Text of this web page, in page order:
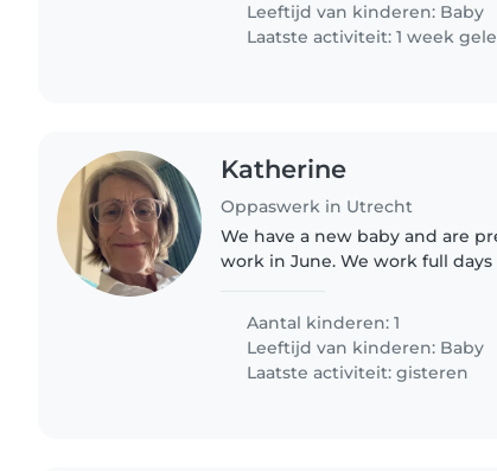
Leeftijd van kinderen: Baby
Laatste activiteit: 1 week
Katherine
Oppaswerk in Utrecht
We have a new baby and are
work in June. We work full
speaking preferably. Preferably..
Aantal kinderen: 1
Leeftijd van kinderen: Baby
Laatste activiteit: gisteren